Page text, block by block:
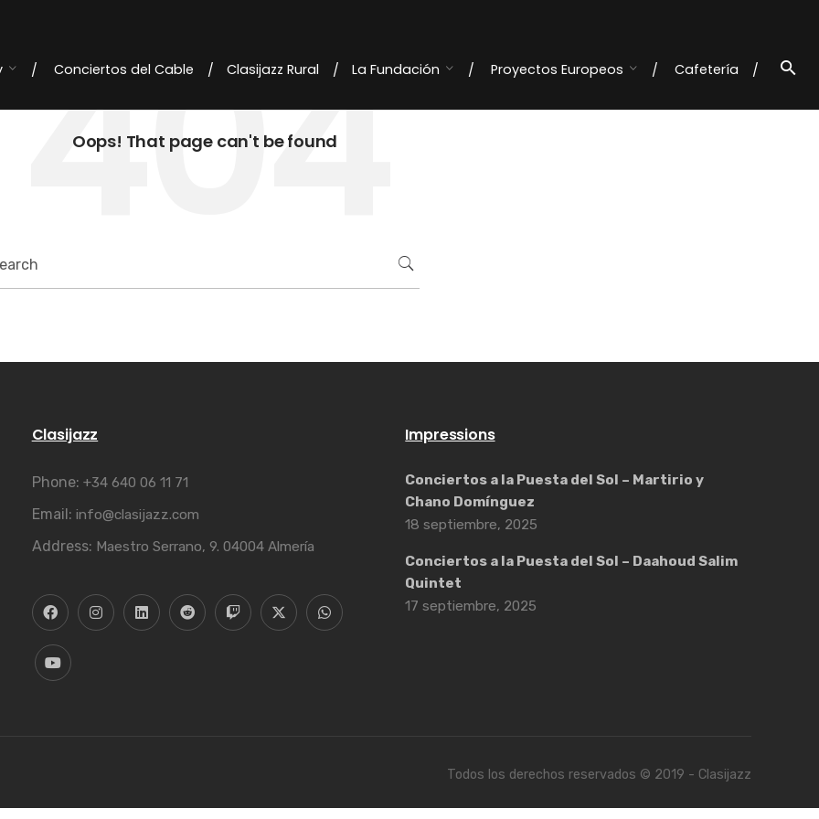
Conciertos del Cable Clasijazz Rural La Fundación Proyectos Europeos
Cafetería
404
Oops! That page can't be found
Clasijazz
Phone: +34 640 06 11 71
Email: info@clasijazz.com
Address: Maestro Serrano, 9. 04004 Almería
Impressions
Conciertos a la Puesta del Sol – Martirio y
Chano Domínguez
18 septiembre, 2025
Conciertos a la Puesta del Sol – Daahoud Salim
Quintet
17 septiembre, 2025
Todos los derechos reservados © 2019 - Clasijazz